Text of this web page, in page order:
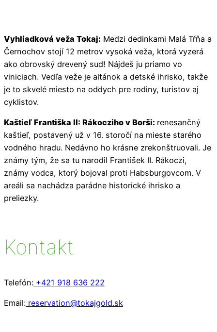
Vyhliadková veža Tokaj: Medzi dedinkami Malá Tŕňa a
Černochov stojí 12 metrov vysoká veža, ktorá vyzerá
ako obrovský drevený sud! Nájdeš ju priamo vo
viniciach. Vedľa veže je altánok a detské ihrisko, takže
je to skvelé miesto na oddych pre rodiny, turistov aj
cyklistov.
Kaštieľ Františka II: Rákocziho v Borši: renesančný
kaštieľ, postavený už v 16. storočí na mieste starého
vodného hradu. Nedávno ho krásne zrekonštruovali. Je
známy tým, že sa tu narodil František II. Rákoczi,
známy vodca, ktorý bojoval proti Habsburgovcom. V
areáli sa nachádza parádne historické ihrisko a
preliezky.
Kontakt
Telefón: +421 918 636 222
Email: reservation@tokajgold.sk